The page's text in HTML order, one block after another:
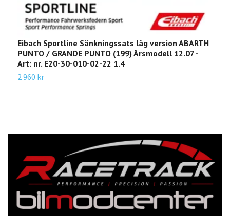
Eibach Sportline Sänkningssats låg version ABARTH
PUNTO / GRANDE PUNTO (199) Årsmodell 12.07 -
Art: nr. E20-30-010-02-22 1.4
2 960 kr